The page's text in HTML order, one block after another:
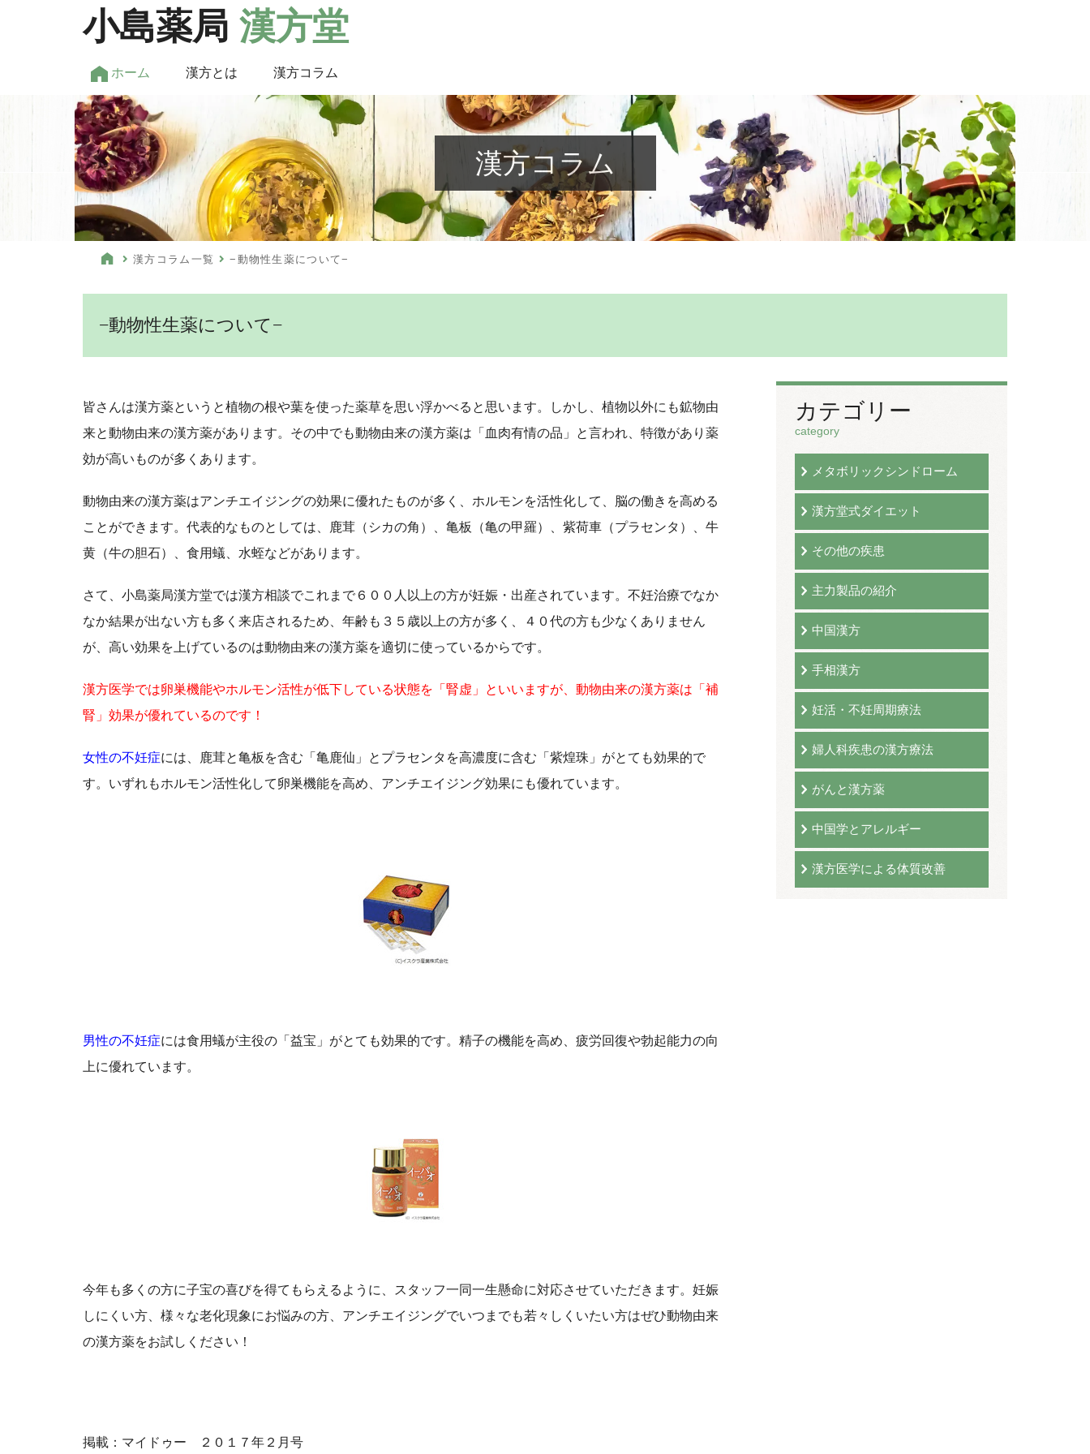
小島薬局 漢方堂
ホーム 漢方とは 漢方コラム
漢方コラム
漢方コラム一覧 −動物性生薬について−
−動物性生薬について−
皆さんは漢方薬というと植物の根や葉を使った薬草を思い浮かべると思います。しかし、植物以外にも鉱物由
来と動物由来の漢方薬があります。その中でも動物由来の漢方薬は「血肉有情の品」と言われ、特徴があり薬
効が高いものが多くあります。
動物由来の漢方薬はアンチエイジングの効果に優れたものが多く、ホルモンを活性化して、脳の働きを高める
ことができます。代表的なものとしては、鹿茸（シカの角）、亀板（亀の甲羅）、紫荷車（プラセンタ）、牛
黄（牛の胆石）、食用蟻、水蛭などがあります。
さて、小島薬局漢方堂では漢方相談でこれまで６００人以上の方が妊娠・出産されています。不妊治療でなか
なか結果が出ない方も多く来店されるため、年齢も３５歳以上の方が多く、４０代の方も少なくありません
が、高い効果を上げているのは動物由来の漢方薬を適切に使っているからです。
漢方医学では卵巣機能やホルモン活性が低下している状態を「腎虚」といいますが、動物由来の漢方薬は「補
腎」効果が優れているのです！
女性の不妊症には、鹿茸と亀板を含む「亀鹿仙」とプラセンタを高濃度に含む「紫煌珠」がとても効果的で
す。いずれもホルモン活性化して卵巣機能を高め、アンチエイジング効果にも優れています。
男性の不妊症には食用蟻が主役の「益宝」がとても効果的です。精子の機能を高め、疲労回復や勃起能力の向
上に優れています。
今年も多くの方に子宝の喜びを得てもらえるように、スタッフ一同一生懸命に対応させていただきます。妊娠
しにくい方、様々な老化現象にお悩みの方、アンチエイジングでいつまでも若々しくいたい方はぜひ動物由来
の漢方薬をお試しください！
掲載：マイドゥー ２０１７年２月号
カテゴリー
category
メタボリックシンドローム
漢方堂式ダイエット
その他の疾患
主力製品の紹介
中国漢方
手相漢方
妊活・不妊周期療法
婦人科疾患の漢方療法
がんと漢方薬
中国学とアレルギー
漢方医学による体質改善